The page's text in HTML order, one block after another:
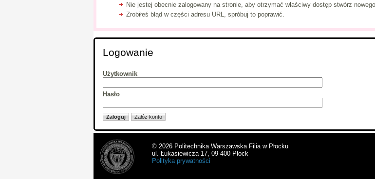
Nie jestej obecnie zalogowany na stronie, aby otrzymać właściwy dostęp stwórz
Zrobiłeś błąd w części adresu URL, spróbuj to poprawić.
Logowanie
Użytkownik
Hasło
© 2026 Politechnika Warszawska Filia w Płocku
ul. Łukasiewicza 17, 09-400 Płock
Polityka prywatności